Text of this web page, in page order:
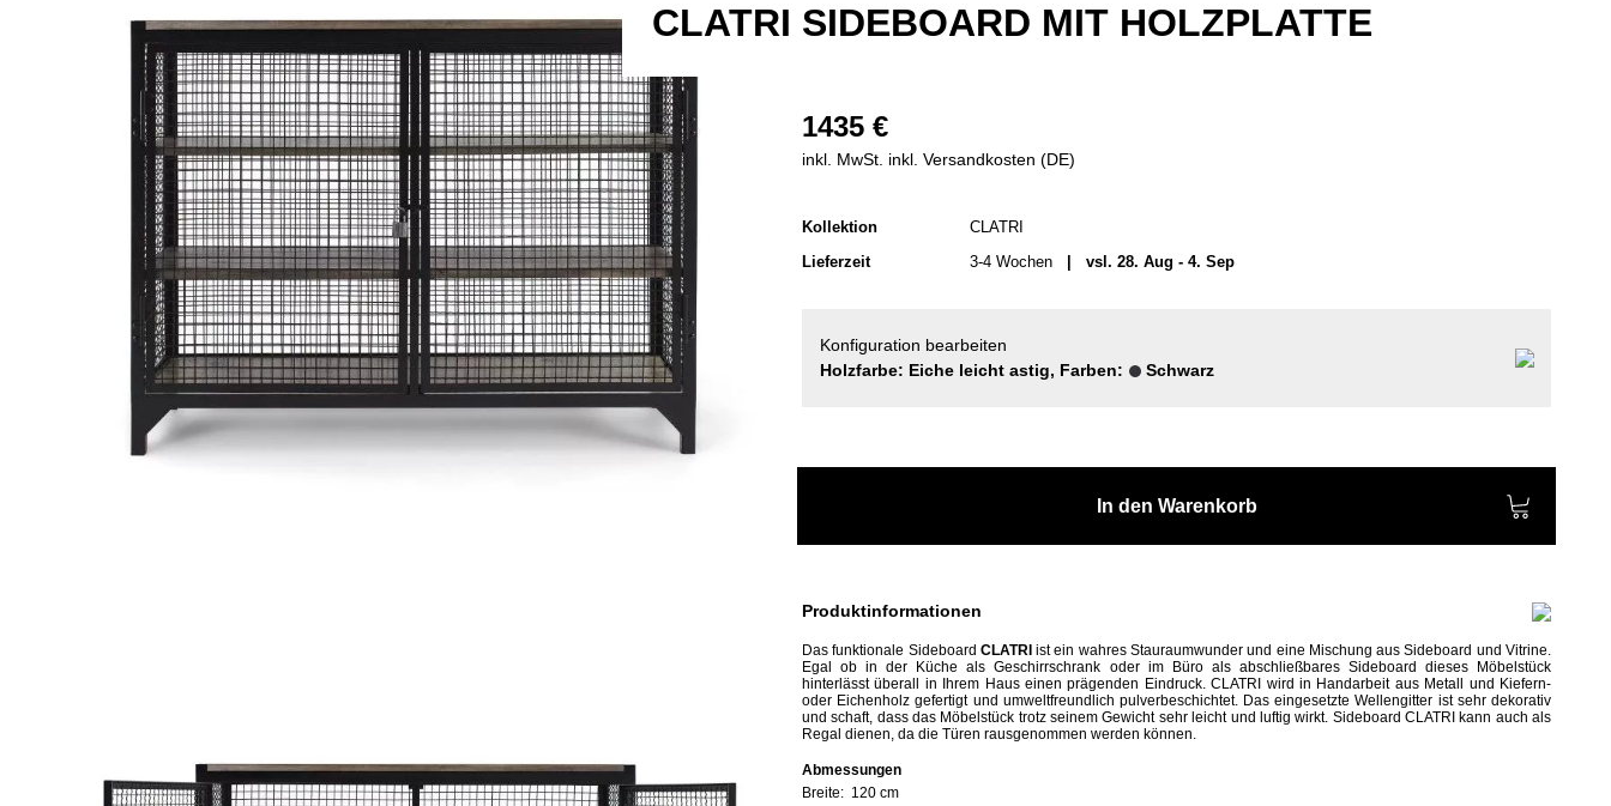
CLATRI SIDEBOARD MIT HOLZPLATTE
1435 €
inkl. MwSt. inkl. Versandkosten (DE)
Kollektion
CLATRI
Lieferzeit
3-4 Wochen | vsl. 28. Aug - 4. Sep
Konfiguration bearbeiten
Holzfarbe: Eiche leicht astig, Farben:
Schwarz
In den Warenkorb
Produktinformationen
Das funktionale Sideboard CLATRI ist ein wahres Stauraumwunder und eine Mischung aus Sideboard und Vitrine.
Egal ob in der Küche als Geschirrschrank oder im Büro als abschließbares Sideboard dieses Möbelstück
hinterlässt überall in Ihrem Haus einen prägenden Eindruck. CLATRI wird in Handarbeit aus Metall und Kiefern-
oder Eichenholz gefertigt und umweltfreundlich pulverbeschichtet. Das eingesetzte Wellengitter ist sehr dekorativ
und schaft, dass das Möbelstück trotz seinem Gewicht sehr leicht und luftig wirkt. Sideboard CLATRI kann auch als
Regal dienen, da die Türen rausgenommen werden können.
Abmessungen
Breite: 120 cm